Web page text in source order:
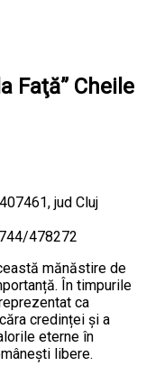
Faţă” Cheile
jud Cluj
478272
mănăstire de
În timpurile
ca
credinței și a
eterne în
libere.